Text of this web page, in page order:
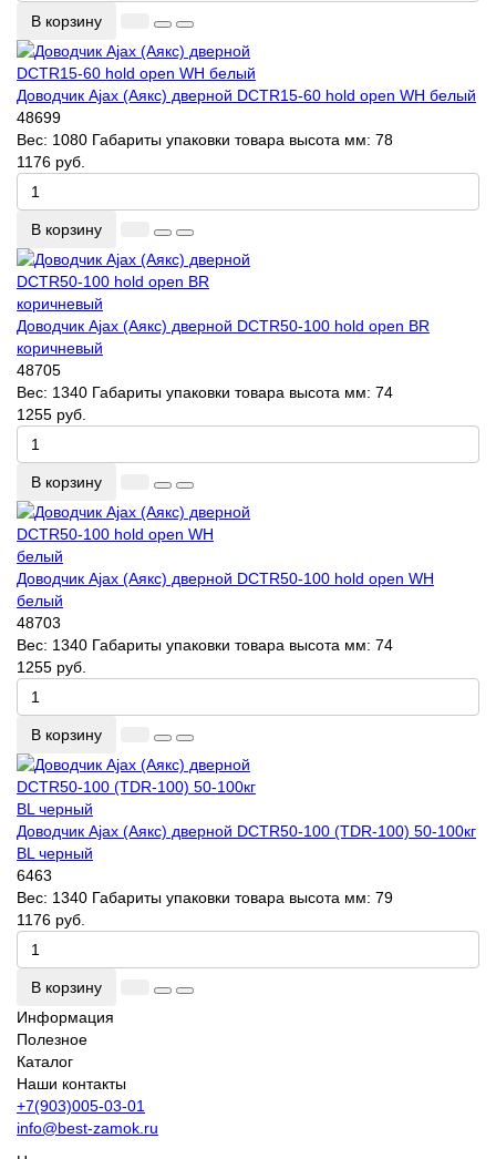
В корзину
Доводчик Ajax (Аякс) дверной DCTR15-60 hold open WH белый
48699
Вес: 1080 Габариты упаковки товара высота мм: 78
1176 руб.
В корзину
Доводчик Ajax (Аякс) дверной DCTR50-100 hold open BR
коричневый
48705
Вес: 1340 Габариты упаковки товара высота мм: 74
1255 руб.
В корзину
Доводчик Ajax (Аякс) дверной DCTR50-100 hold open WH
белый
48703
Вес: 1340 Габариты упаковки товара высота мм: 74
1255 руб.
В корзину
Доводчик Ajax (Аякс) дверной DCTR50-100 (TDR-100) 50-100кг
BL черный
6463
Вес: 1340 Габариты упаковки товара высота мм: 79
1176 руб.
В корзину
Информация
Полезное
Каталог
Наши контакты
+7(903)005-03-01
info@best-zamok.ru